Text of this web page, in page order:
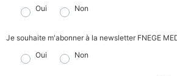
Oui Non
Je souhaite m'abonner à la newsletter FNEGE
Oui Non